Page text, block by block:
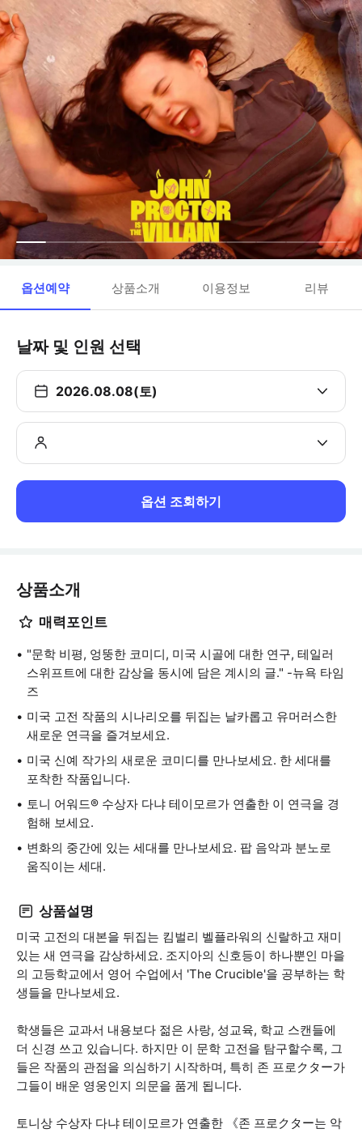
옵션예약 상품소개 이용정보 리뷰
날짜 및 인원 선택
2026.08.08(토)
옵션 조회하기
상품소개
매력포인트
"문학 비평, 엉뚱한 코미디, 미국 시골에 대한 연구, 테일러
스위프트에 대한 감상을 동시에 담은 계시의 글." -뉴욕 타임
즈
미국 고전 작품의 시나리오를 뒤집는 날카롭고 유머러스한
새로운 연극을 즐겨보세요.
미국 신예 작가의 새로운 코미디를 만나보세요. 한 세대를
포착한 작품입니다.
토니 어워드® 수상자 다냐 테이모르가 연출한 이 연극을 경
험해 보세요.
변화의 중간에 있는 세대를 만나보세요. 팝 음악과 분노로
움직이는 세대.
상품설명
미국 고전의 대본을 뒤집는 킴벌리 벨플라워의 신랄하고 재미
있는 새 연극을 감상하세요. 조지아의 신호등이 하나뿐인 마을
의 고등학교에서 영어 수업에서 'The Crucible'을 공부하는 학
생들을 만나보세요.
학생들은 교과서 내용보다 젊은 사랑, 성교육, 학교 스캔들에
더 신경 쓰고 있습니다. 하지만 이 문학 고전을 탐구할수록, 그
들은 작품의 관점을 의심하기 시작하며, 특히 존 프로クター가
그들이 배운 영웅인지 의문을 품게 됩니다.
토니상 수상자 다냐 테이모르가 연출한 《존 프로クター는 악